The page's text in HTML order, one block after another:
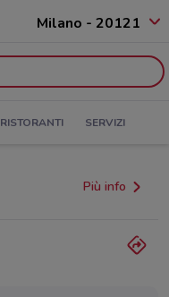
Milano - 20121
RISTORANTI SERVIZI
Più info